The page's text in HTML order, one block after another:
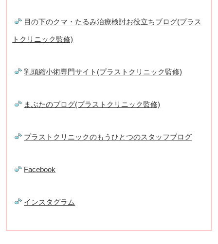
目の下のクマ・たるみ治療検討お役立ちブログ(プラス
トクリニック監修)
乳頭縮小術専門サイト(プラストクリニック監修)
まぶたのブログ(プラストクリニック監修)
プラストクリニックのもうひとつのスタッフブログ
Facebook
インスタグラム